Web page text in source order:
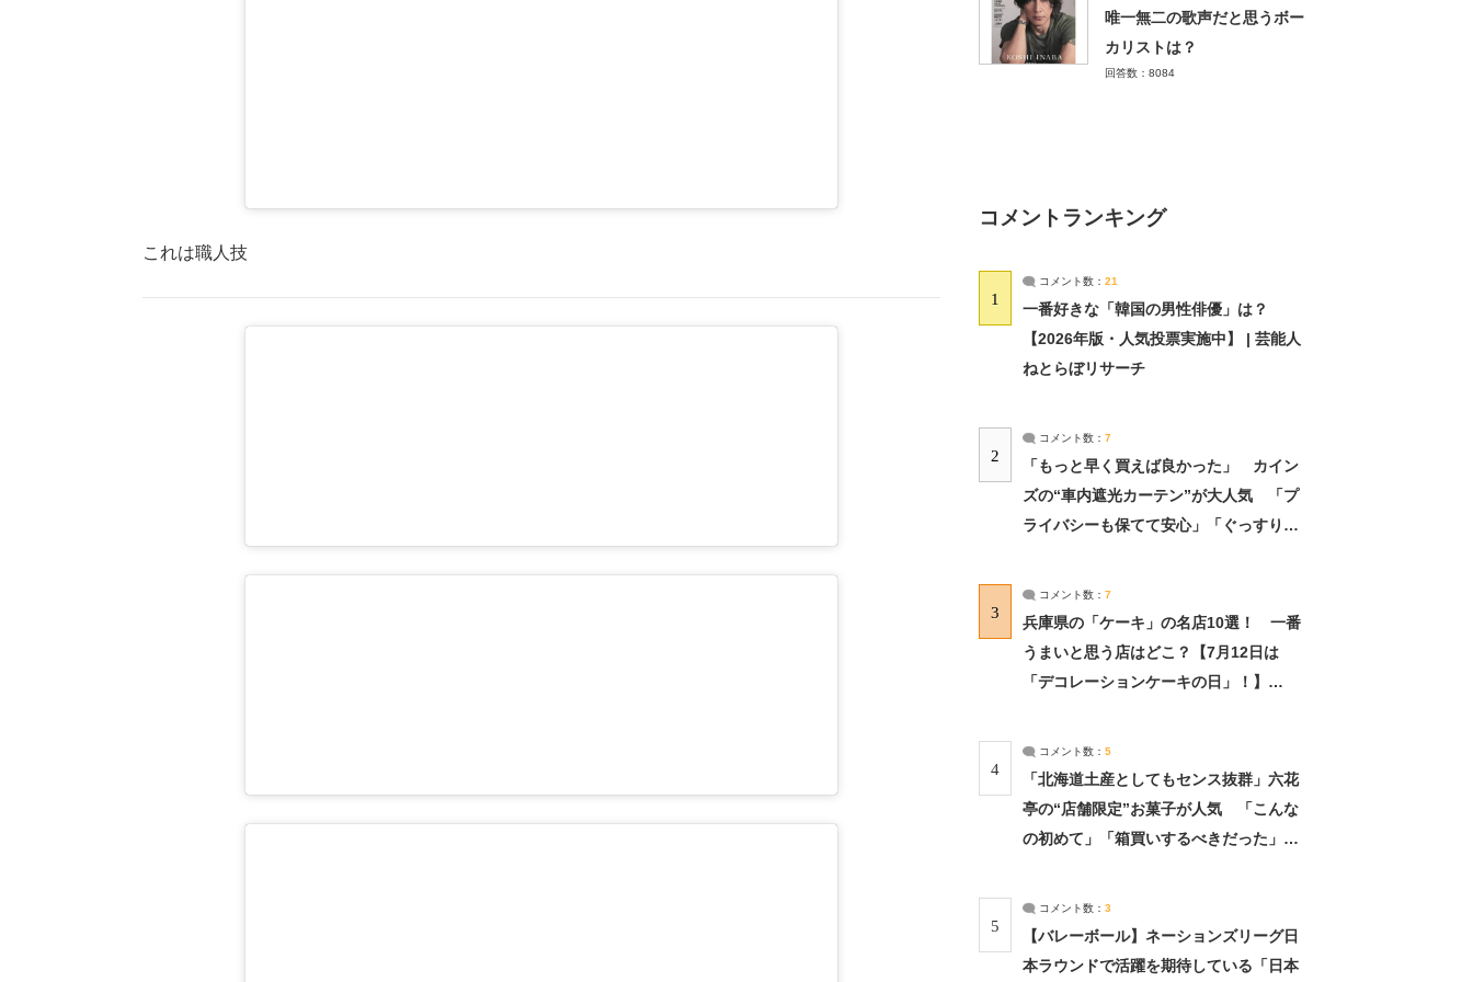
これは職人技
唯一無二の歌声だと思うボー
カリストは？
回答数：8084
コメントランキング
1
コメント数： 21
一番好きな「韓国の男性俳優」は？
【2026年版・人気投票実施中】 | 芸能人
ねとらぼリサーチ
2
コメント数： 7
「もっと早く買えば良かった」 カイン
ズの“車内遮光カーテン”が大人気 「プ
ライバシーも保てて安心」「ぐっすり眠
3
コメント数： 7
兵庫県の「ケーキ」の名店10選！ 一番
うまいと思う店はどこ？【7月12日は
「デコレーションケーキの日」！】
4
コメント数： 5
「北海道土産としてもセンス抜群」六花
亭の“店舗限定”お菓子が人気 「こんな
の初めて」「箱買いするべきだった」
5
コメント数： 3
【バレーボール】ネーションズリーグ日
本ラウンドで活躍を期待している「日本